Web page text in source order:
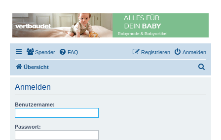
Spender FAQ Anmelden
Registrieren
Übersicht
Anmelden
Benutzername:
Passwort: